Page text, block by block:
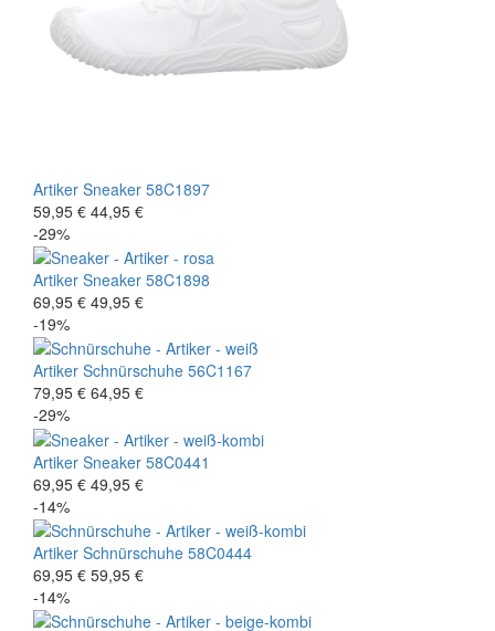
Artiker Sneaker 58C1897
59,95 € 44,95 €
-29%
Artiker Sneaker 58C1898
69,95 € 49,95 €
-19%
Artiker Schnürschuhe 56C1167
79,95 € 64,95 €
-29%
Artiker Sneaker 58C0441
69,95 € 49,95 €
-14%
Artiker Schnürschuhe 58C0444
69,95 € 59,95 €
-14%